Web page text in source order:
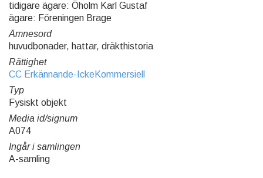
tidigare ägare: Öholm Karl Gustaf
ägare: Föreningen Brage
Ämnesord
huvudbonader, hattar, dräkthistoria
Rättighet
CC Erkännande-IckeKommersiell
Typ
Fysiskt objekt
Media id/signum
A074
Ingår i samlingen
A-samling